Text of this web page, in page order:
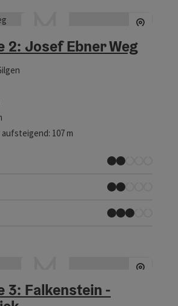
2: Josef Ebner Weg
107 m
3: Falkenstein -